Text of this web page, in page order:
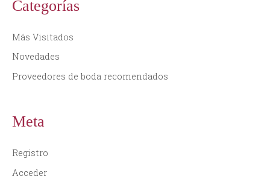
Categorías
Más Visitados
Novedades
Proveedores de boda recomendados
Meta
Registro
Acceder